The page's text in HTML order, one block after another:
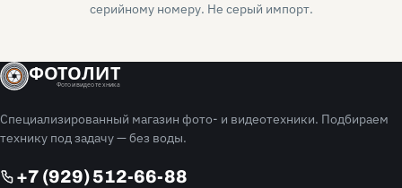
серийному номеру. Не серый импорт.
ФОТОЛИТ
Фото и видео техника
Специализированный магазин фото- и видеотехники. Подбираем
технику под задачу — без воды.
+7 (929) 512-66-88